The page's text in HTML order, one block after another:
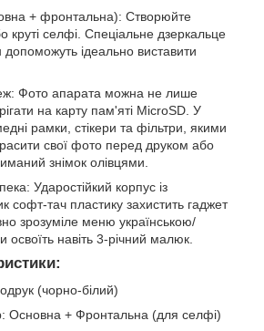
+ фронтальна): Створюйте
круті селфі. Спеціальне дзеркальце
ідеально виставити
Фото апарата можна не лише
на карту пам'яті MicroSD. У
рамки, стікери та фільтри, якими
свої фото перед друком або
знімок олівцями.
Ударостійкий корпус із
софт-тач пластику захистить гаджет
зрозуміле меню українською/
освоїть навіть 3-річний малюк.
(чорно-білий)
Основна + Фронтальна (для селфі)